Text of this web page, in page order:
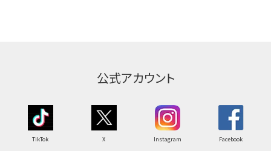
公式アカウント
TikTok X Instagram Facebook